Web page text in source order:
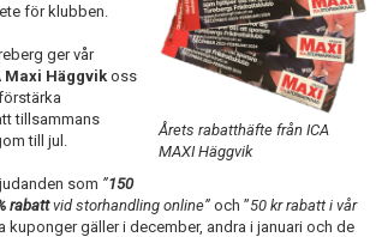
Årets rabatthäfte från ICA
MAXI Häggvik
för klubben.
ger vår
Maxi Häggvik oss
tillsammans
till jul.
som ”150
rabattvid storhandling online” och ”50 kr rabatt i vår
kuponger gäller i december, andra i januari och de